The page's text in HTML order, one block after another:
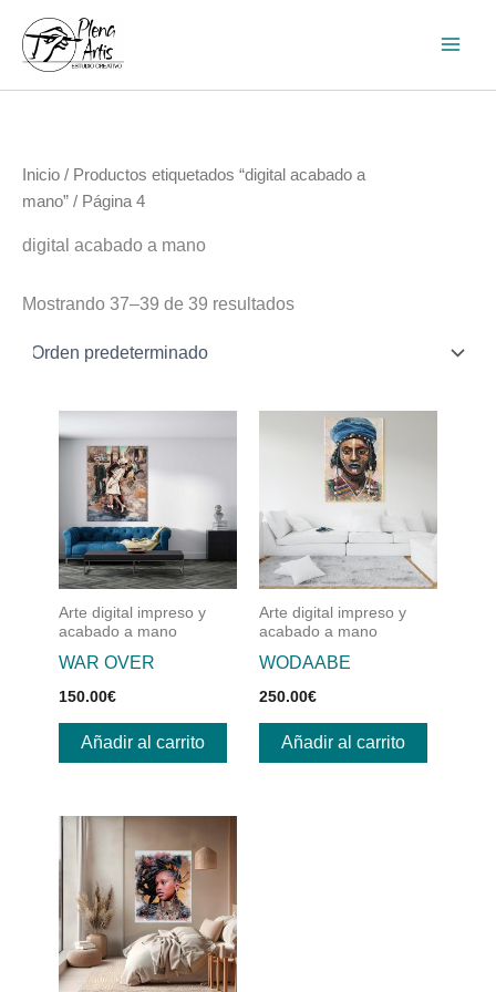
contenido
Inicio / Productos etiquetados “digital acabado a
mano” / Página 4
digital acabado a mano
Mostrando 37–39 de 39 resultados
Arte digital impreso y
acabado a mano
WAR OVER
150.00€
Añadir al carrito
Arte digital impreso y
acabado a mano
WODAABE
250.00€
Añadir al carrito